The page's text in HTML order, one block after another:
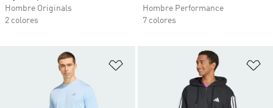
Hombre Originals
2 colores
Hombre Performance
7 colores
Añadir a la lista de deseos